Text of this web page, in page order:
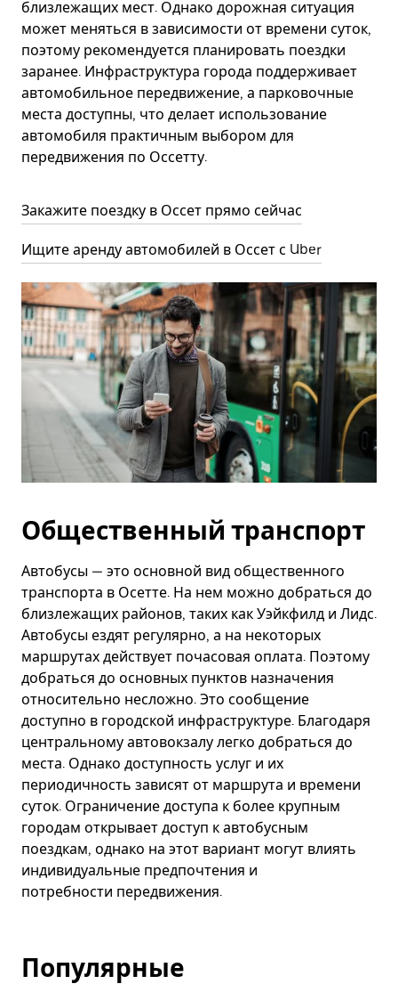
близлежащих мест. Однако дорожная ситуация
может меняться в зависимости от времени суток,
поэтому рекомендуется планировать поездки
заранее. Инфраструктура города поддерживает
автомобильное передвижение, а парковочные
места доступны, что делает использование
автомобиля практичным выбором для
передвижения по Оссетту.
Закажите поездку в Оссет прямо сейчас
Ищите аренду автомобилей в Оссет с Uber
Общественный транспорт
Автобусы — это основной вид общественного
транспорта в Осетте. На нем можно добраться до
близлежащих районов, таких как Уэйкфилд и Лидс.
Автобусы ездят регулярно, а на некоторых
маршрутах действует почасовая оплата. Поэтому
добраться до основных пунктов назначения
относительно несложно. Это сообщение
доступно в городской инфраструктуре. Благодаря
центральному автовокзалу легко добраться до
места. Однако доступность услуг и их
периодичность зависят от маршрута и времени
суток. Ограничение доступа к более крупным
городам открывает доступ к автобусным
поездкам, однако на этот вариант могут влиять
индивидуальные предпочтения и
потребности передвижения.
Популярные